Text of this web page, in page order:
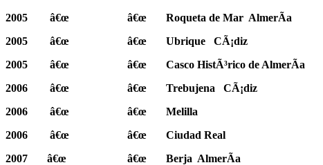
2005
â€œ â€œ Roqueta de Mar AlmerÃ­a
2005
â€œ â€œ Ubrique
CÃ¡diz
2005
â€œ â€œ
Casco HistÃ³rico de AlmerÃ­a
2006
â€œ â€œ Trebujena
CÃ¡diz
2006
â€œ â€œ
Melilla
2006
â€œ â€œ
Ciudad Real
2007
â€œ â€œ Berja AlmerÃ­a